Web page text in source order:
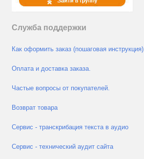
Служба поддержки
Как оформить заказ (пошаговая инструкция).
Оплата и доставка заказа.
Частые вопросы от покупателей.
Возврат товара
Сервис - транскрибация текста в аудио
Сервис - технический аудит сайта